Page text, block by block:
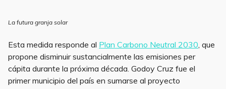
La futura granja solar
Esta medida responde al Plan Carbono Neutral 2030 , que
propone disminuir sustancialmente las emisiones per
cápita durante la próxima década. Godoy Cruz fue el
primer municipio del país en sumarse al proyecto